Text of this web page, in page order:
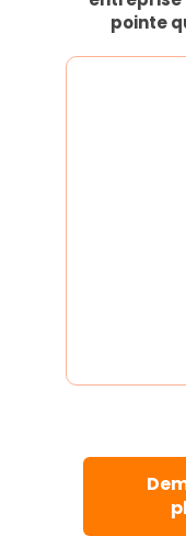
pointe